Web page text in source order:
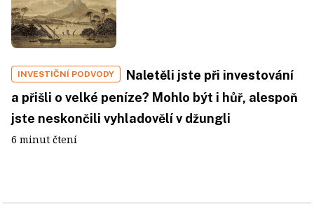
INVESTIČNÍ PODVODY
Naletěli jste při investování
a přišli o velké peníze? Mohlo být i hůř, alespoň
jste neskončili vyhladovělí v džungli
6 minut čtení